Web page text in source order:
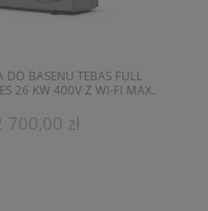
DO BASENU TEBAS FULL
26 KW 400V Z WI-FI MAX.
700,00 zł